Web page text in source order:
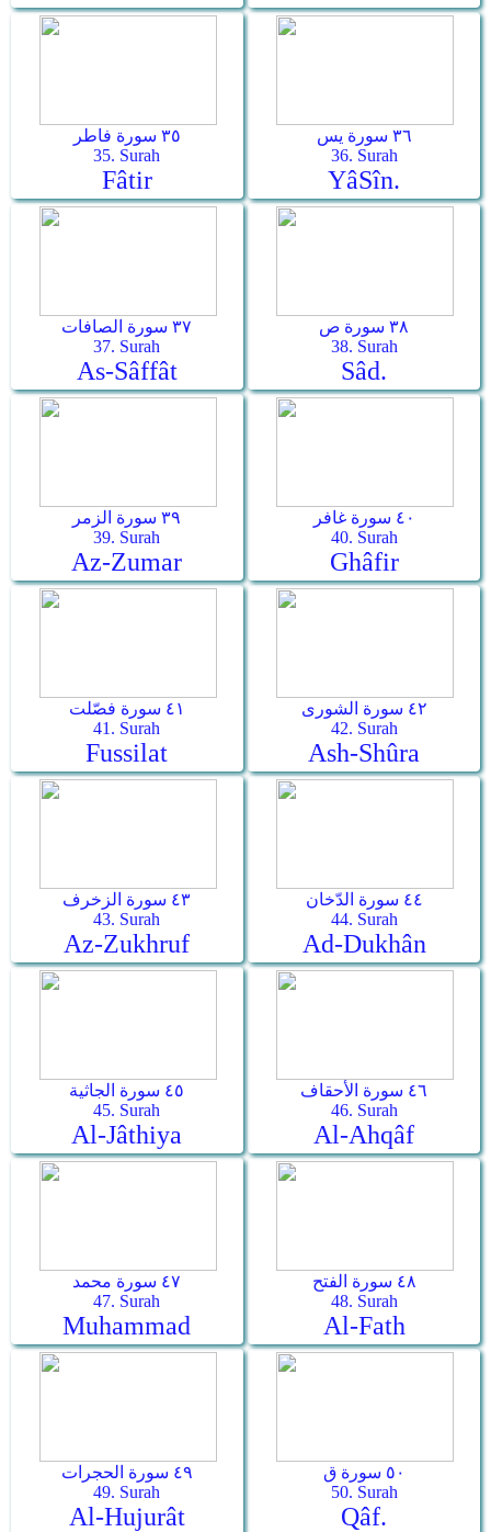
٣٥ سورة فاطر
35. Surah
Fâtir
٣٦ سورة يس
36. Surah
Yâ­Sîn.
٣٧ سورة الصافات
37. Surah
As-Sâffât
٣٨ سورة ص
38. Surah
Sâd.
٣٩ سورة الزمر
39. Surah
Az-Zumar
٤٠ سورة غافر
40. Surah
Ghâfir
٤١ سورة فصّلت
41. Surah
Fussilat
٤٢ سورة الشورى
42. Surah
Ash-Shûra
٤٣ سورة الزخرف
43. Surah
Az-Zukhruf
٤٤ سورة الدّخان
44. Surah
Ad-Dukhân
٤٥ سورة الجاثية
45. Surah
Al-Jâthiya
٤٦ سورة الأحقاف
46. Surah
Al-Ahqâf
٤٧ سورة محمد
47. Surah
Muhammad
٤٨ سورة الفتح
48. Surah
Al-Fath
٤٩ سورة الحجرات
49. Surah
Al-Hujurât
٥٠ سورة ق
50. Surah
Qâf.